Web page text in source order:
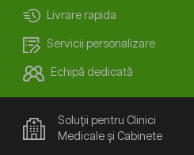
Livrare rapida
Servicii personalizare
Echipă dedicată
Soluții pentru Clinici
Medicale și Cabinete